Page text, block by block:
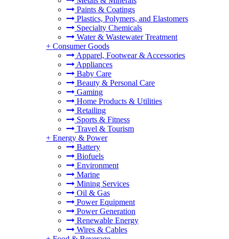
Paints & Coatings
Plastics, Polymers, and Elastomers
Specialty Chemicals
Water & Wastewater Treatment
+ Consumer Goods
Apparel, Footwear & Accessories
Appliances
Baby Care
Beauty & Personal Care
Gaming
Home Products & Utilities
Retailing
Sports & Fitness
Travel & Tourism
+ Energy & Power
Battery
Biofuels
Environment
Marine
Mining Services
Oil & Gas
Power Equipment
Power Generation
Renewable Energy
Wires & Cables